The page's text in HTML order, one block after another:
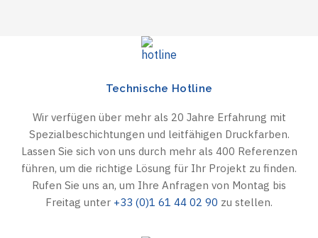
Technische Hotline
Wir verfügen über mehr als 20 Jahre Erfahrung mit
Spezialbeschichtungen und leitfähigen Druckfarben.
Lassen Sie sich von uns durch mehr als 400 Referenzen
führen, um die richtige Lösung für Ihr Projekt zu finden.
Rufen Sie uns an, um Ihre Anfragen von Montag bis
Freitag unter +33 (0)1 61 44 02 90 zu stellen.